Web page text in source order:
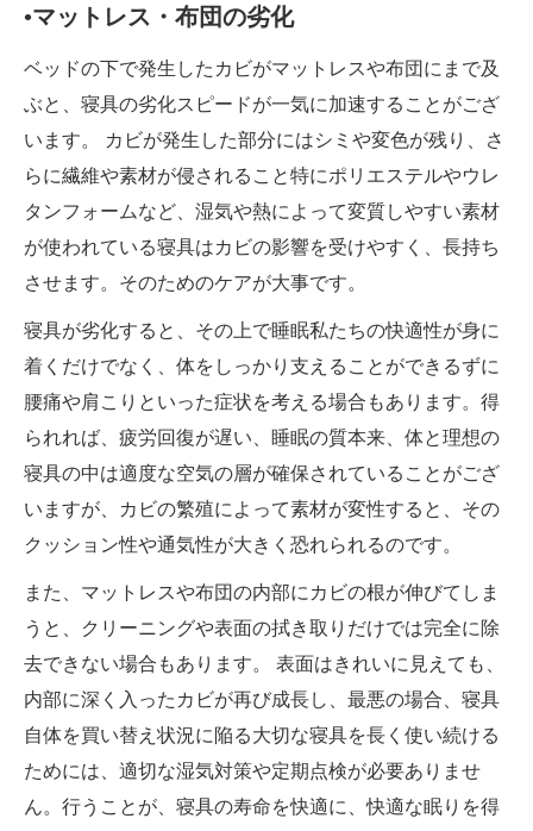
•マットレス・布団の劣化
ベッドの下で発生したカビがマットレスや布団にまで及
ぶと、寝具の劣化スピードが一気に加速することがござ
います。 カビが発生した部分にはシミや変色が残り、さ
らに繊維や素材が侵されること特にポリエステルやウレ
タンフォームなど、湿気や熱によって変質しやすい素材
が使われている寝具はカビの影響を受けやすく、長持ち
させます。そのためのケアが大事です。
寝具が劣化すると、その上で睡眠私たちの快適性が身に
着くだけでなく、体をしっかり支えることができるずに
腰痛や肩こりといった症状を考える場合もあります。得
られれば、疲労回復が遅い、睡眠の質本来、体と理想の
寝具の中は適度な空気の層が確保されていることがござ
いますが、カビの繁殖によって素材が変性すると、その
クッション性や通気性が大きく恐れられるのです。
また、マットレスや布団の内部にカビの根が伸びてしま
うと、クリーニングや表面の拭き取りだけでは完全に除
去できない場合もあります。 表面はきれいに見えても、
内部に深く入ったカビが再び成長し、最悪の場合、寝具
自体を買い替え状況に陥る大切な寝具を長く使い続ける
ためには、適切な湿気対策や定期点検が必要ありませ
ん。行うことが、寝具の寿命を快適に、快適な眠りを得